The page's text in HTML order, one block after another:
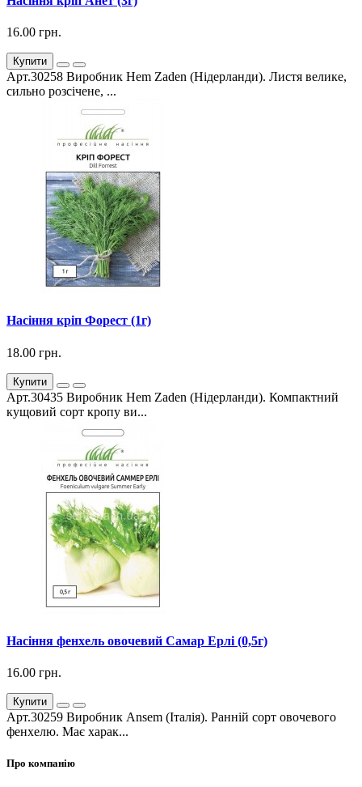
16.00 грн.
Купити
Арт.30258 Виробник Hem Zaden (Нідерланди). Листя велике,
сильно розсічене, ...
Насіння кріп Форест (1г)
18.00 грн.
Купити
Арт.30435 Виробник Hem Zaden (Нідерланди). Компактний
кущовий сорт кропу ви...
Насіння фенхель овочевий Самар Ерлі (0,5г)
16.00 грн.
Купити
Арт.30259 Виробник Ansem (Італія). Ранній сорт овочевого
фенхелю. Має харак...
Про компанію